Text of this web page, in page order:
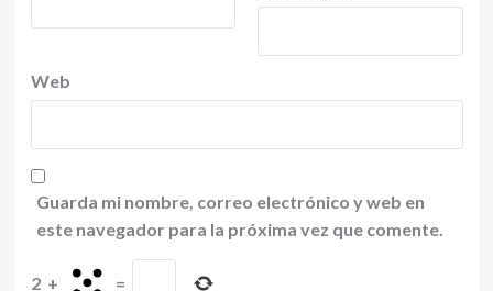
Web
Guarda mi nombre, correo electrónico y web en
este navegador para la próxima vez que comente.
2 + =